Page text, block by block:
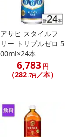
アサヒ スタイルフ
リー トリプルゼロ 5
00ml×24本
6,783円
（282.7円／本）